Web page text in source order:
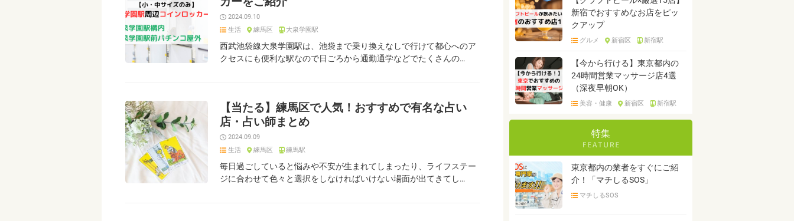
2024.09.10
生活
練馬区 大泉学園駅
西武池袋線大泉学園駅は、池袋まで乗り換えなしで行けて都心へのア
クセスにも便利な駅なので日ごろから通勤通学などでたくさんの…
【当たる】練馬区で人気！おすすめで有名な占い
店・占い師まとめ
2024.09.09
生活
練馬区 練馬駅
毎日過ごしていると悩みや不安が生まれてしまったり、ライフステー
ジに合わせて色々と選択をしなければいけない場面が出てきてし…
新宿でおすすめなお店をピッ
クアップ
グルメ 新宿区 新宿駅
【今から行ける】東京都内の
24時間営業マッサージ店4選
（深夜早朝OK）
美容・健康 新宿区 新宿駅
特集
東京都内の業者をすぐにご紹
介！「マチしるSOS」
マチしるSOS